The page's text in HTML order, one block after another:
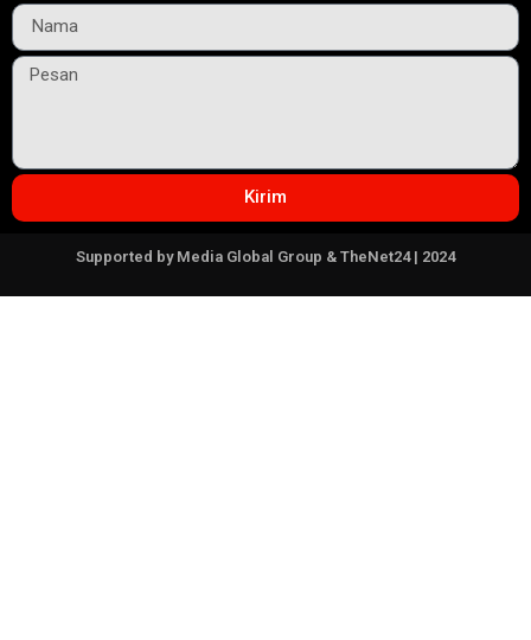
Kirim
Supported by Media Global Group & TheNet24 | 2024